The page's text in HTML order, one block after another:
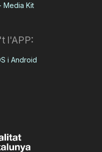
Media Kit
l'APP:
i Android